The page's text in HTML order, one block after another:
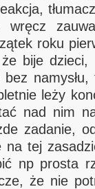
roku
bije dzieci,
namysłu,
leży
nad nim
zadanie,
na tej
np prosta
że nie